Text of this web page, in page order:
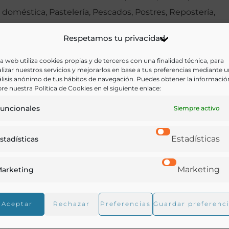
Respetamos tu privacidad
web utiliza cookies propias y de terceros con una finalidad técnica, para
nuestros servicios y mejorarlos en base a tus preferencias mediante
anónimo de tus hábitos de navegación. Puedes obtener la
nuestra Política de Cookies en el siguiente enlace:
Siempre activo
Estadísticas
Marketing
Aceptar Rechazar Preferencias Guardar
doméstica, Pastelería, Pescados, Postres, Repostería,
Castellano
Ir a versión electrónica
«Tratado completo de Cocina, pastelería,
de los alimentos.- Sopas.- Cocidos.-Arros.-
Potajes.- Sopas y caldos de pescado.- Carnes.-
Ensaladas.- Huevos.- Salazón de la carne de cerdo.-